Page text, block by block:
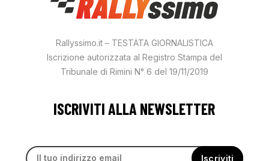
Rallyssimo.it – TESTATA GIORNALISTICA
Iscrizione autorizzata al Registro Stampa del
Tribunale di Rimini N° 6 del 19/11/2019
ISCRIVITI ALLA NEWSLETTER